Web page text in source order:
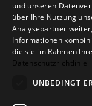
und unseren
über Ihre Nutzung
Analysepartner
Informationen
die sie im Rahmen
Datenschutzrichtlinie
UNBEDINGT